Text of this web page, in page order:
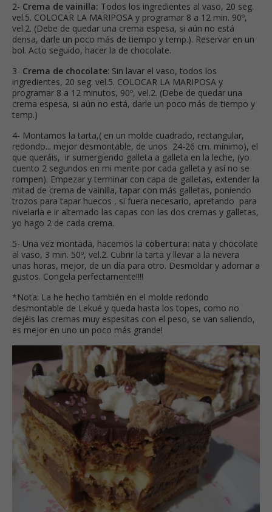
2- Crema de vainilla: Todos los ingredientes al vaso, 20 seg.
vel.5. COLOCAR LA MARIPOSA y programar 8 a 12 min. 90º,
vel.2. (Debe de quedar una crema espesa, si aún no está
densa, darle un poco más de tiempo y temp.). Reservar en un
bol. Acto seguido, hacer la de chocolate.
3- Crema de chocolate: Sin lavar el vaso, todos los
ingredientes, 20 seg. vel.5. COLOCAR LA MARIPOSA y
programar 8 a 12 minutos, 90º, vel.2. (Debe de quedar una
crema espesa, si aún no está, darle un poco más de tiempo y
temp.)
4- Montamos la tarta,( en un molde cuadrado, rectangular,
redondo... mejor desmontable, de unos 24-26 cm. mínimo), el
que queráis, ir sumergiendo galleta a galleta en la leche, (yo
cuento 2 segundos en mi mente por cada galleta y así no se
rompen). Empezar y terminar con capa de galletas, extender la
mitad de crema de vainilla, tapar con más galletas, poniendo
trozos para tapar huecos , si fuera necesario, apretando para
nivelarla e ir alternado las capas con las dos cremas y galletas,
yo hago 2 de cada crema.
5- Una vez montada, hacemos la cobertura: nata y chocolate
al vaso, 3 min. 50º, vel.2. Cubrir la tarta y llevar a la nevera
unas horas, mejor, de un día para otro. Desmoldar y adornar a
gustos. Congela perfectamente!!!!
*Nota: La he hecho también en el molde redondo
desmontable de Lekué y queda hasta los topes, como no
dejéis las cremas muy espesitas con el peso, se van saliendo,
es mejor en uno un poco más grande!